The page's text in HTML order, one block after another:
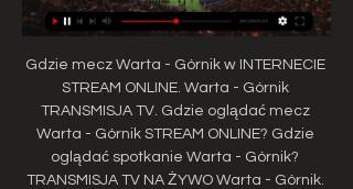
Gdzie mecz Warta - Górnik w INTERNECIE
STREAM ONLINE. Warta - Górnik
TRANSMISJA TV. Gdzie oglądać mecz
Warta - Górnik STREAM ONLINE? Gdzie
oglądać spotkanie Warta - Górnik?
TRANSMISJA TV NA ŻYWO Warta - Górnik.